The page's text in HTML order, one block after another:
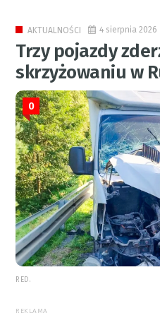
AKTUALNOŚCI 4 sierpnia 2026
Trzy pojazdy
skrzyżowaniu w
0
RED.
REKLAMA